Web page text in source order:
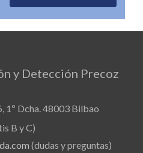
y Detección Precoz
1º Dcha. 48003 Bilbao
B y C)
(dudas y preguntas)